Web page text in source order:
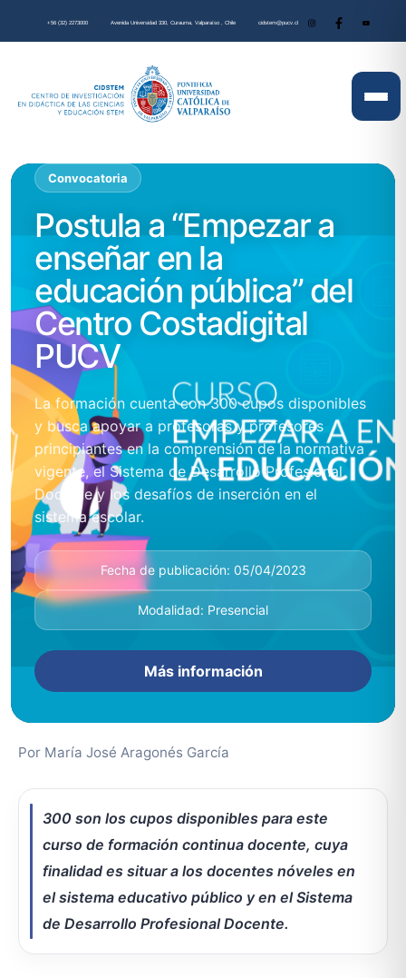
+56 (32) 2273000 Avenida Universidad 330, Curauma, Valparaíso , Chile cidstem@pucv.cl
Convocatoria
Postula a “Empezar a
enseñar en la
educación pública” del
Centro Costadigital
PUCV
La formación cuenta con 300 cupos disponibles
y busca apoyar a profesoras y profesores
principiantes en la comprensión de la normativa
vigente, el Sistema de Desarrollo Profesional
Docente y los desafíos de inserción en el
sistema escolar.
Fecha de publicación: 05/04/2023
Modalidad: Presencial
Más información
Por María José Aragonés García
300 son los cupos disponibles para este
curso de formación continua docente, cuya
finalidad es situar a los docentes nóveles en
el sistema educativo público y en el Sistema
de Desarrollo Profesional Docente.